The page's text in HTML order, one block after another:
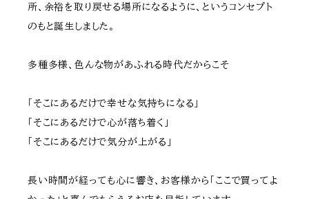
所、余裕を取り戻せる場所になるように、というコンセプト
のもと誕生しました。
多種多様、色んな物があふれる時代だからこそ
「そこにあるだけで幸せな気持ちになる」
「そこにあるだけで心が落ち着く」
「そこにあるだけで気分が上がる」
長い時間が経っても心に響き、お客様から「ここで買ってよ